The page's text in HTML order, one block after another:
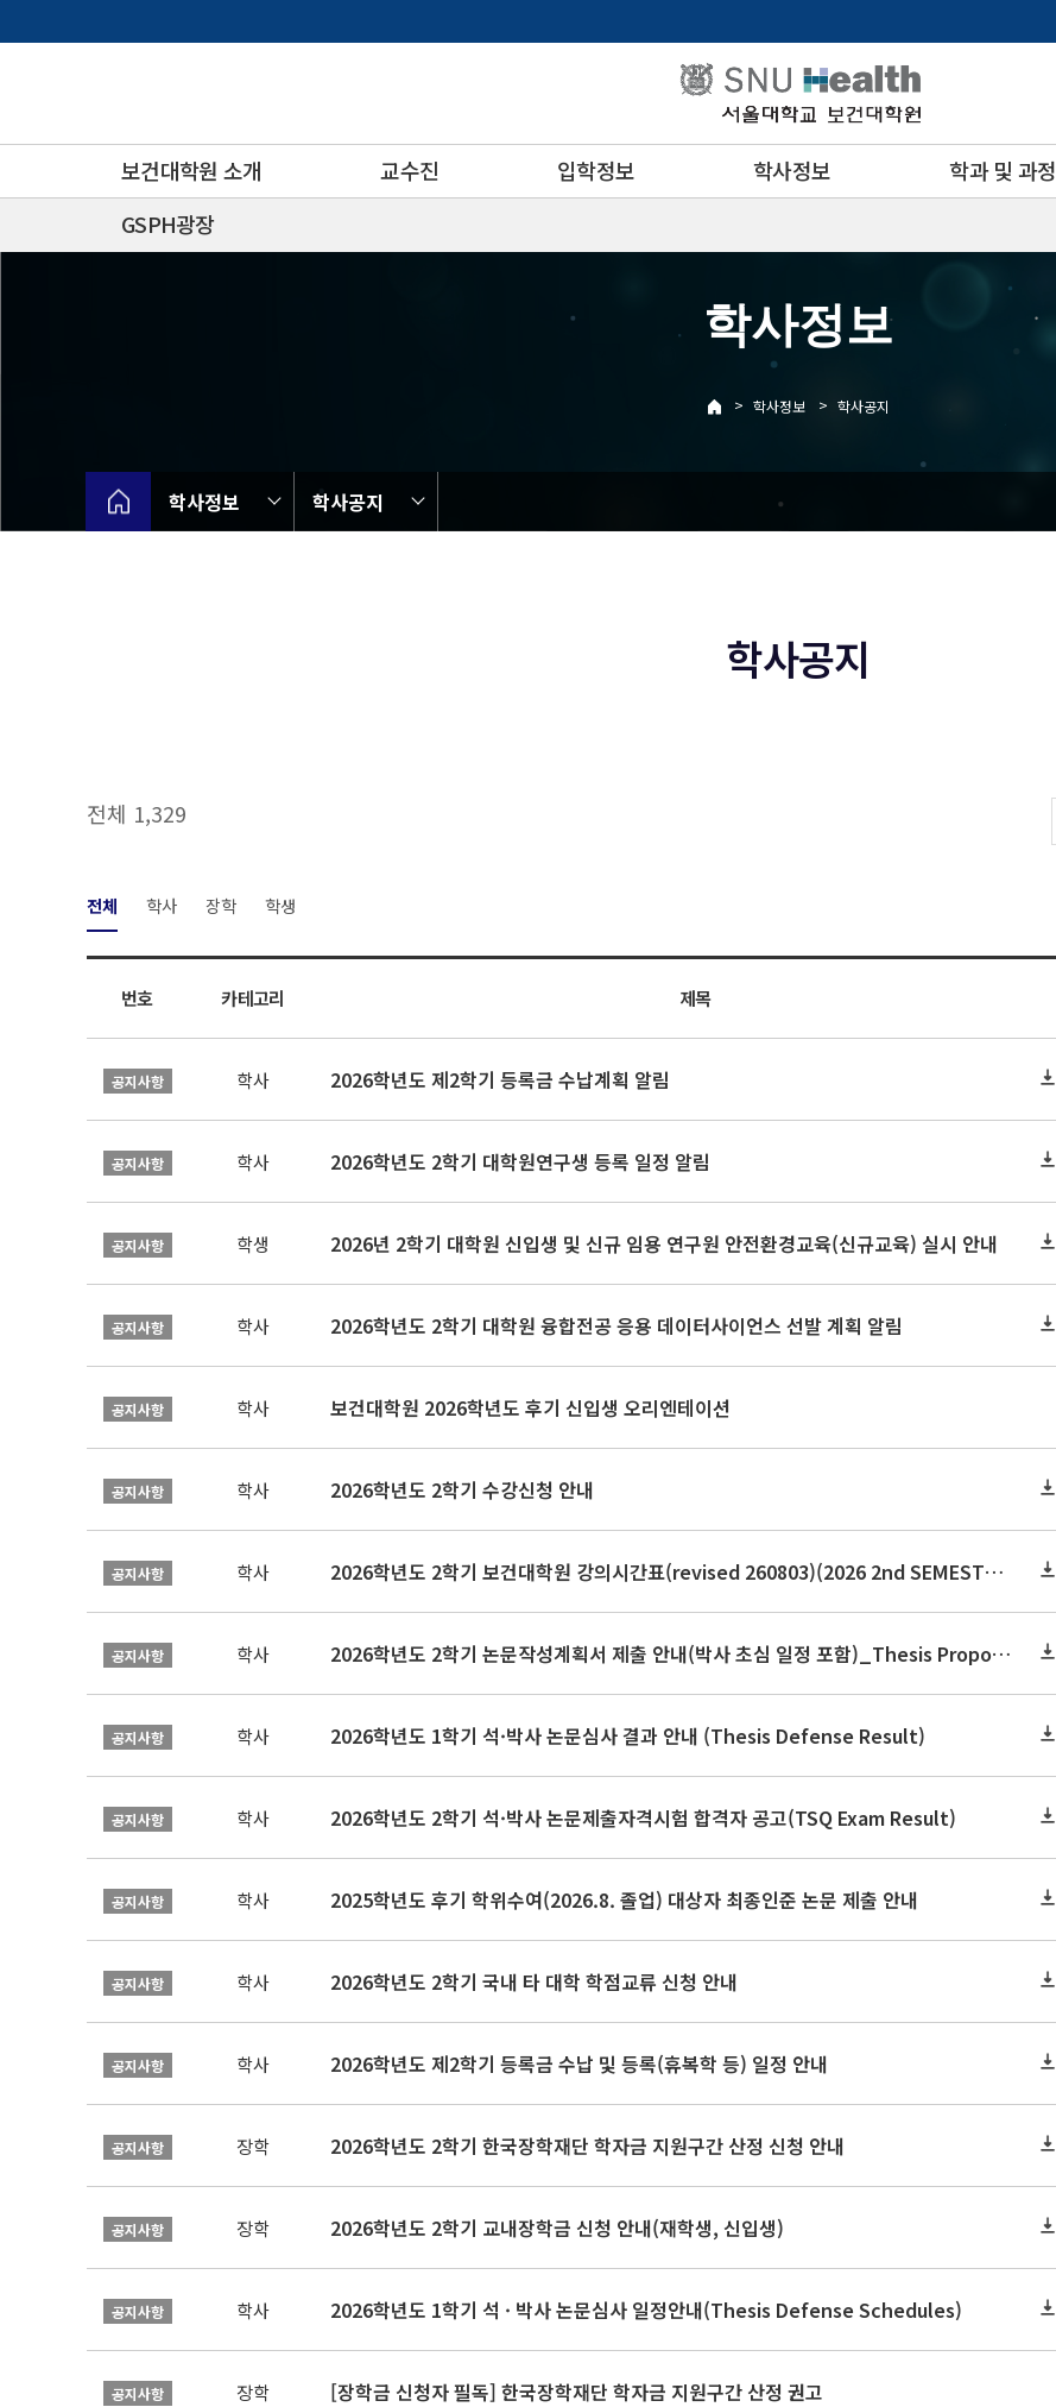
로
보건대학원 소개 교수진 입학정보 학사정보 학과 및 과정
GSPH광장
학사정보
> 학사정보 > 학사공지
학사정보 학사공지
학사공지
전체 1,329
전체 학사 장학 학생
번호 카테고리 제목
공지사항 학사 2026학년도 제2학기 등록금 수납계획 알림
공지사항 학사 2026학년도 2학기 대학원연구생 등록 일정 알림
공지사항 학생 2026년 2학기 대학원 신입생 및 신규 임용 연구원 안전환경교육(신규교육) 실시 안내
공지사항 학사 2026학년도 2학기 대학원 융합전공 응용 데이터사이언스 선발 계획 알림
공지사항 학사 보건대학원 2026학년도 후기 신입생 오리엔테이션
공지사항 학사 2026학년도 2학기 수강신청 안내
공지사항 학사 2026학년도 2학기 보건대학원 강의시간표(revised 260803)(2026 2nd SEMESTER SNU GSPH TIMETABLE)
공지사항 학사 2026학년도 2학기 논문작성계획서 제출 안내(박사 초심 일정 포함)_Thesis Proposal
공지사항 학사 2026학년도 1학기 석·박사 논문심사 결과 안내 (Thesis Defense Result)
공지사항 학사 2026학년도 2학기 석·박사 논문제출자격시험 합격자 공고(TSQ Exam Result)
공지사항 학사 2025학년도 후기 학위수여(2026.8. 졸업) 대상자 최종인준 논문 제출 안내
공지사항 학사 2026학년도 2학기 국내 타 대학 학점교류 신청 안내
공지사항 학사 2026학년도 제2학기 등록금 수납 및 등록(휴복학 등) 일정 안내
공지사항 장학 2026학년도 2학기 한국장학재단 학자금 지원구간 산정 신청 안내
공지사항 장학 2026학년도 2학기 교내장학금 신청 안내(재학생, 신입생)
공지사항 학사 2026학년도 1학기 석 · 박사 논문심사 일정안내(Thesis Defense Schedules)
공지사항 장학 [장학금 신청자 필독] 한국장학재단 학자금 지원구간 산정 권고